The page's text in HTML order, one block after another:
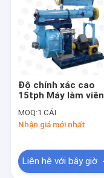
Độ chính xác cao
15tph Máy làm viên
thức ăn chăn nuôi
Viên thức ăn chăn
nuôi Vòng bi SKF
MOQ:1 CÁI
Nhận giá mới nhất
Liên hệ với bây giờ